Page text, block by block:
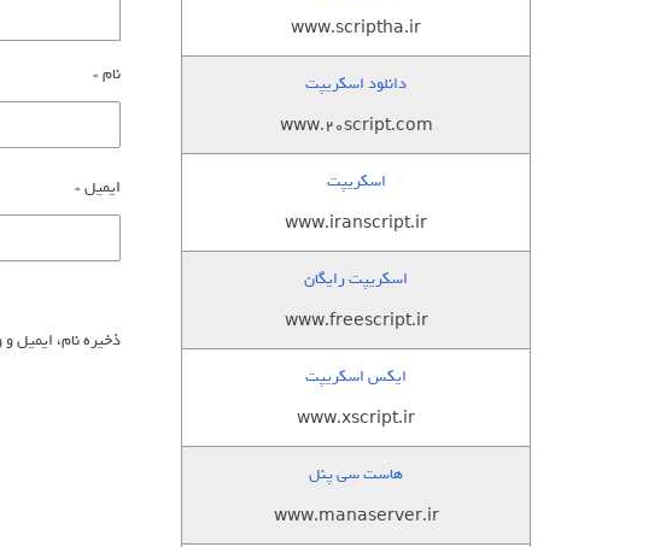
نام*
ایمیل*
ذخیره نام، ایمیل
www.scriptha.ir
دانلود اسکریپت
www.20script.com
اسکریپت
www.iranscript.ir
اسکریپت رایگان
www.freescript.ir
ایکس اسکریپت
www.xscript.ir
هاست سی پنل
www.manaserver.ir